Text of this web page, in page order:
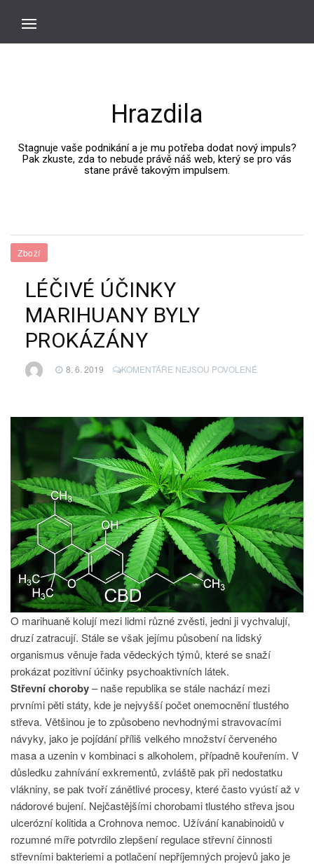
Hrazdila
Stagnuje vaše podnikání a je mu potřeba dodat nový impuls?
Pak zkuste, zda to nebude právě náš web, který se pro vás
stane právě takovým impulsem.
Zboží
LÉČIVÉ ÚČINKY
MARIHUANY BYLY
PROKÁZÁNY
8. 6. 2019 KOMENTÁŘE NEJSOU POVOLENÉU
LÉČIVÉ
ÚČINKY
MARIHUANY
BYLY
PROKÁZÁNY
O marihuaně kolují mezi lidmi různé zvěsti, jedni ji vychvalují,
druzí zatracují. Stále se však jejímu působení na lidský
organismus věnuje řada vědeckých týmů, které se snaží
prokázat pozitivní účinky psychoaktivních látek.
Střevní choroby– naše republika se stále nachází mezi
prvními pěti státy, kde je nejvyšší počet onemocnění tlustého
střeva. Většinou je to způsobeno nevhodnými stravovacími
návyky, jako je pojídání příliš velkého množství červeného
masa a uzenin v kombinaci s alkoholem, případně kouřením. V
důsledku zahnívání exkrementů, zvláště pak při nedostatku
vlákniny, se pak tvoří zánětlivé procesy, které často vyústí až v
nádorové bujení. Nejčastějšími chorobami tlustého střeva jsou
ulcerózní kolitida a Crohnova nemoc. Užívání kanabinoidův
rozumné míře potvrdilo zlepšení regulace střevní činnosti
střevními bakteriemi a potlačení nepříjemných projevů jako je